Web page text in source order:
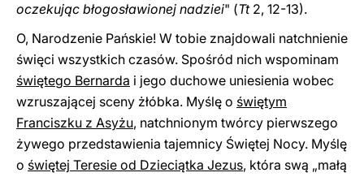
oczekując błogosławionej nadziei" (Tt2, 12-13).
O, Narodzenie Pańskie! W tobie znajdowali natchnienie
święci wszystkich czasów. Spośród nich wspominam
świętego Bernarda i jego duchowe uniesienia wobec
wzruszającej sceny żłóbka. Myślę o świętym
Franciszku z Asyżu, natchnionym twórcy pierwszego
żywego przedstawienia tajemnicy Świętej Nocy. Myślę
o świętej Teresie od Dzieciątka Jezus, która swą „małą